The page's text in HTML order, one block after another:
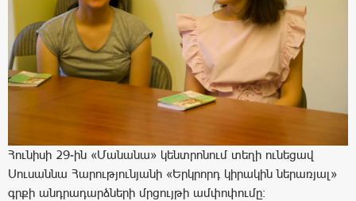
Հունիսի 29-ին «Մանանա» կենտրոնում տեղի ունեցավ
Սուսաննա Հարությունյանի «Երկրորդ կիրակին ներառյալ»
գրքի անդրադարձների մրցույթի ամփոփումը: